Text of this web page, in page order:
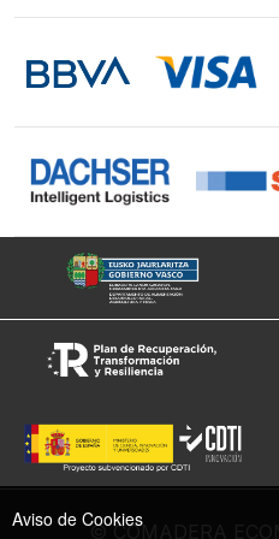
Contacto
Instagram
Facebook
© COMADERA
Aviso de Cookies